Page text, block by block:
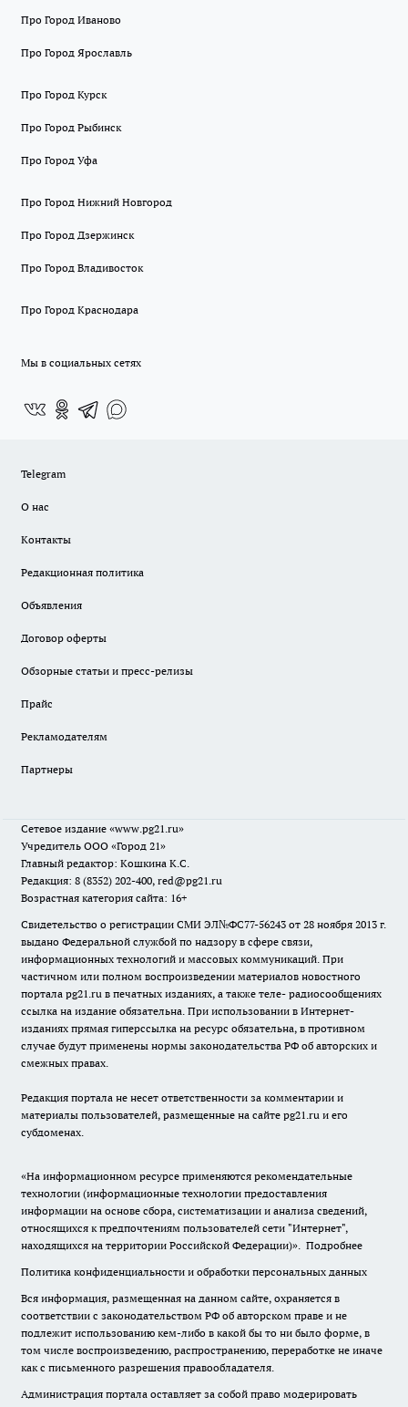
Про Город Иваново
Про Город Ярославль
Про Город Курск
Про Город Рыбинск
Про Город Уфа
Про Город Нижний Новгород
Про Город Дзержинск
Про Город Владивосток
Про Город Краснодара
Мы в социальных сетях
Telegram
О нас
Контакты
Редакционная политика
Объявления
Договор оферты
Обзорные статьи и пресс-релизы
Прайс
Рекламодателям
Партнеры
Сетевое издание «www.pg21.ru»
Учредитель ООО «Город 21»
Главный редактор: Кошкина К.С.
Редакция: 8 (8352) 202-400, red@pg21.ru
Возрастная категория сайта: 16+
Свидетельство о регистрации СМИ ЭЛ№ФС77-56243 от 28 ноября 2013 г.
выдано Федеральной службой по надзору в сфере связи,
информационных технологий и массовых коммуникаций. При
частичном или полном воспроизведении материалов новостного
портала pg21.ru в печатных изданиях, а также теле- радиосообщениях
ссылка на издание обязательна. При использовании в Интернет-
изданиях прямая гиперссылка на ресурс обязательна, в противном
случае будут применены нормы законодательства РФ об авторских и
смежных правах.
Редакция портала не несет ответственности за комментарии и
материалы пользователей, размещенные на сайте pg21.ru и его
субдоменах.
«На информационном ресурсе применяются рекомендательные
технологии (информационные технологии предоставления
информации на основе сбора, систематизации и анализа сведений,
относящихся к предпочтениям пользователей сети "Интернет",
находящихся на территории Российской Федерации)». Подробнее
Политика конфиденциальности и обработки персональных данных
Вся информация, размещенная на данном сайте, охраняется в
соответствии с законодательством РФ об авторском праве и не
подлежит использованию кем-либо в какой бы то ни было форме, в
том числе воспроизведению, распространению, переработке не иначе
как с письменного разрешения правообладателя.
Администрация портала оставляет за собой право модерировать